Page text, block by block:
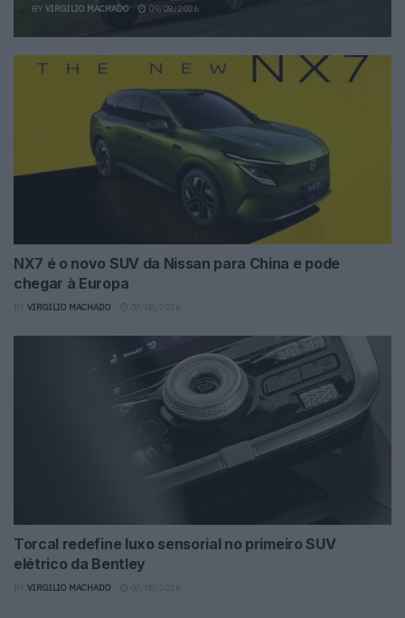
BY VIRGILIO MACHADO 09/08/2026
NX7 é o novo SUV da Nissan para China e pode
chegar à Europa
VIRGILIO MACHADO
Torcal redefine luxo sensorial no primeiro SUV
elétrico da Bentley
VIRGILIO MACHADO